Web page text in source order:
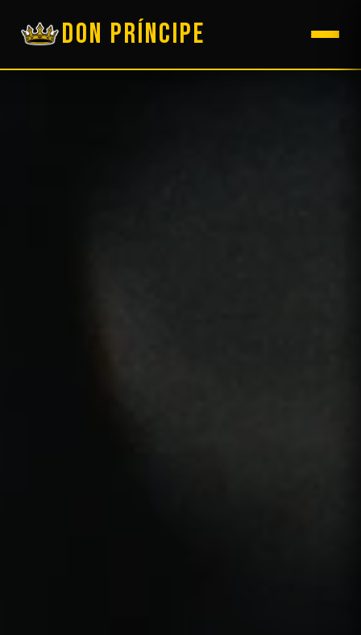
DON PRÍNCIPE